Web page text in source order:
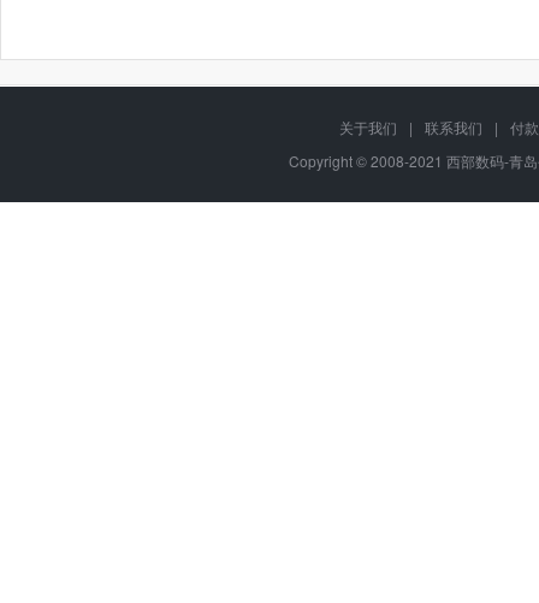
关于我们 | 联系我们 |
付
Copyright © 2008-2021 西部数码-青